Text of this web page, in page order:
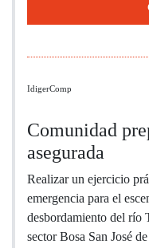
IdigerComp
Comunidad
asegurada
Realizar un ejercicio
emergencia para el
desbordamiento del río
sector Bosa San José